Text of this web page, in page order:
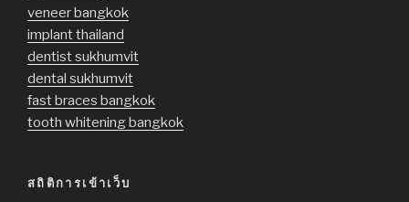
veneer bangkok
implant thailand
dentist sukhumvit
dental sukhumvit
fast braces bangkok
tooth whitening bangkok
สถิติการเข้าเว็บ